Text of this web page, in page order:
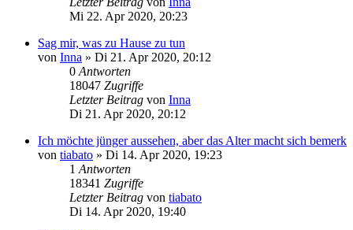
Mi 22. Apr 2020, 20:23
Sag mir, was zu Hause zu tun
von Inna » Di 21. Apr 2020, 20:12
0 Antworten
18047 Zugriffe
Letzter Beitrag von Inna
Di 21. Apr 2020, 20:12
Ich möchte jünger aussehen, aber das Alter macht sich bemerk
von tiabato » Di 14. Apr 2020, 19:23
1 Antworten
18341 Zugriffe
Letzter Beitrag von tiabato
Di 14. Apr 2020, 19:40